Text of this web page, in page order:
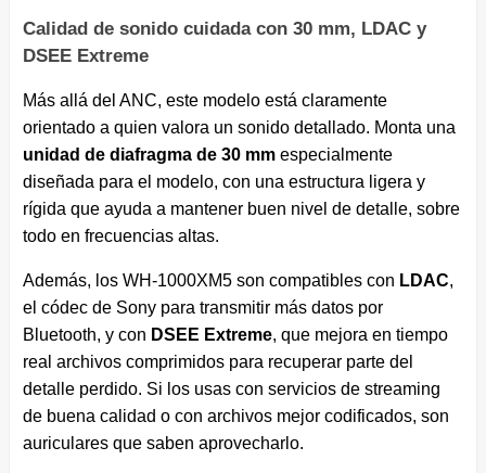
Calidad de sonido cuidada con 30 mm, LDAC y
DSEE Extreme
Más allá del ANC, este modelo está claramente
orientado a quien valora un sonido detallado. Monta una
unidad de diafragma de 30 mmespecialmente
diseñada para el modelo, con una estructura ligera y
rígida que ayuda a mantener buen nivel de detalle, sobre
todo en frecuencias altas.
Además, los WH-1000XM5 son compatibles con LDAC,
el códec de Sony para transmitir más datos por
Bluetooth, y con DSEE Extreme, que mejora en tiempo
real archivos comprimidos para recuperar parte del
detalle perdido. Si los usas con servicios de streaming
de buena calidad o con archivos mejor codificados, son
auriculares que saben aprovecharlo.